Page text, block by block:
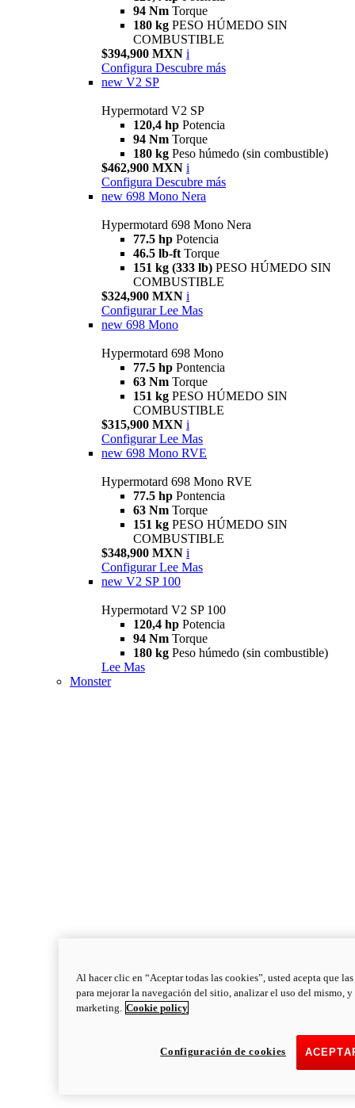
94 Nm Torque
180 kg PESO HÚMEDO SIN
COMBUSTIBLE
$394,900 MXN i
Configura Descubre más
new V2 SP
Hypermotard V2 SP
120,4 hp Potencia
94 Nm Torque
180 kg Peso húmedo (sin combustible)
$462,900 MXN i
Configura Descubre más
new 698 Mono Nera
Hypermotard 698 Mono Nera
77.5 hp Potencia
46.5 lb-ft Torque
151 kg (333 lb) PESO HÚMEDO SIN
COMBUSTIBLE
$324,900 MXN i
Configurar Lee Mas
new 698 Mono
Hypermotard 698 Mono
77.5 hp Pontencia
63 Nm Torque
151 kg PESO HÚMEDO SIN
COMBUSTIBLE
$315,900 MXN i
Configurar Lee Mas
new 698 Mono RVE
Hypermotard 698 Mono RVE
77.5 hp Pontencia
63 Nm Torque
151 kg PESO HÚMEDO SIN
COMBUSTIBLE
$348,900 MXN i
Configurar Lee Mas
new V2 SP 100
Hypermotard V2 SP 100
120,4 hp Potencia
94 Nm Torque
180 kg Peso húmedo (sin combustible)
Lee Mas
Monster
Al hacer clic en “Aceptar todas las cookies”, usted acepta que
para mejorar la navegación del sitio, analizar el uso del mismo,
marketing. Cookie policy
Configuración de cookies